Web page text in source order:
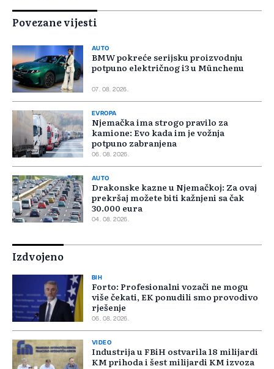
Povezane vijesti
AUTO
BMW pokreće serijsku proizvodnju
potpuno električnog i3 u Münchenu
07. 08. 2026.
EVROPA
Njemačka ima strogo pravilo za
kamione: Evo kada im je vožnja
potpuno zabranjena
06. 08. 2026.
AUTO
Drakonske kazne u Njemačkoj: Za ovaj
prekršaj možete biti kažnjeni sa čak
30.000 eura
04. 08. 2026.
Izdvojeno
BIH
Forto: Profesionalni vozači ne mogu
više čekati, EK ponudili smo provodivo
rješenje
06. 08. 2026.
VIDEO
Industrija u FBiH ostvarila 18 milijardi
KM prihoda i šest milijardi KM izvoza